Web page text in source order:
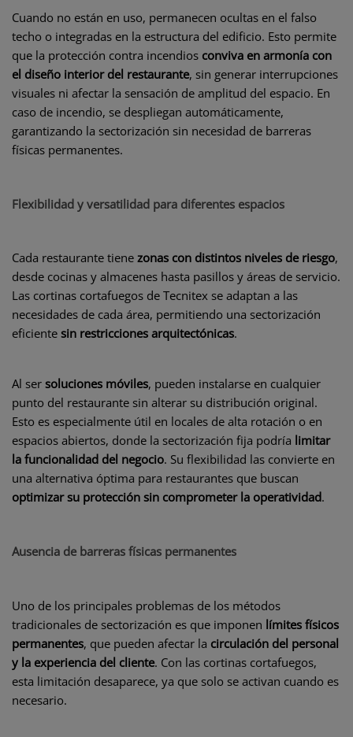
Cuando no están en uso, permanecen ocultas en el falso
techo o integradas en la estructura del edificio. Esto permite
que la protección contra incendios conviva en armonía con
el diseño interior del restaurante, sin generar interrupciones
visuales ni afectar la sensación de amplitud del espacio. En
caso de incendio, se despliegan automáticamente,
garantizando la sectorización sin necesidad de barreras
físicas permanentes.
Flexibilidad y versatilidad para diferentes espacios
Cada restaurante tiene zonas con distintos niveles de riesgo,
desde cocinas y almacenes hasta pasillos y áreas de servicio.
Las cortinas cortafuegos de Tecnitex se adaptan a las
necesidades de cada área, permitiendo una sectorización
eficiente sin restricciones arquitectónicas.
Al ser soluciones móviles, pueden instalarse en cualquier
punto del restaurante sin alterar su distribución original.
Esto es especialmente útil en locales de alta rotación o en
espacios abiertos, donde la sectorización fija podría limitar
la funcionalidad del negocio. Su flexibilidad las convierte en
una alternativa óptima para restaurantes que buscan
optimizar su protección sin comprometer la operatividad.
Ausencia de barreras físicas permanentes
Uno de los principales problemas de los métodos
tradicionales de sectorización es que imponen límites físicos
permanentes, que pueden afectar la circulación del personal
y la experiencia del cliente. Con las cortinas cortafuegos,
esta limitación desaparece, ya que solo se activan cuando es
necesario.